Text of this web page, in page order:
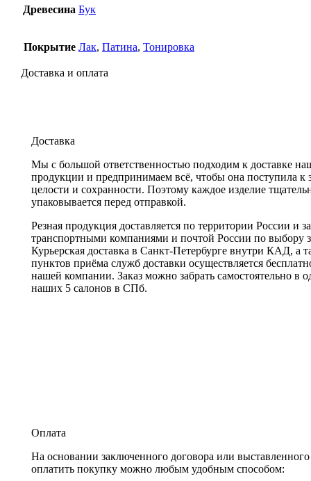
Древесина Бук
Покрытие Лак, Патина, Тонировка
Доставка и оплата
Доставка
Мы с большой ответственностью подходим к доставке
продукции и предпринимаем всё, чтобы она поступила к
целости и сохранности. Поэтому каждое изделие
упаковывается перед отправкой.
Резная продукция доставляется по территории России и
транспортными компаниями и почтой России по выбору
Курьерская доставка в Санкт-Петербурге внутри КАД, а
пунктов приёма служб доставки осуществляется
нашей компании. Заказ можно забрать самостоятельно в
наших 5 салонов в СПб.
Оплата
На основании заключенного договора или выставленного
оплатить покупку можно любым удобным способом: